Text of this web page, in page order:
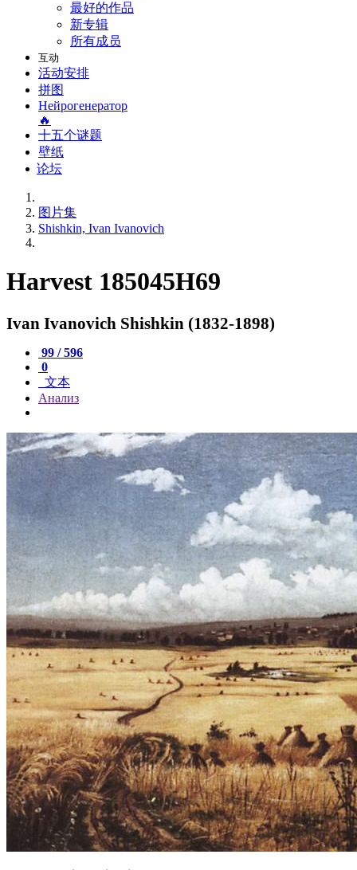
最好的作品
新专辑
所有成员
互动
活动安排
拼图
Нейрогенератор
🔥
十五个谜题
壁纸
论坛
图片集
Shishkin, Ivan Ivanovich
Harvest 185045H69
Ivan Ivanovich Shishkin (1832-1898)
99 / 596
0
文本
Анализ